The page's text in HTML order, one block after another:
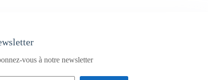
vous à notre newsletter